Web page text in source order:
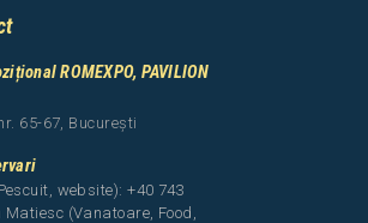
ROMEXPO, PAVILION
65-67, București
website): +40 743
Matiesc (Vanatoare, Food,